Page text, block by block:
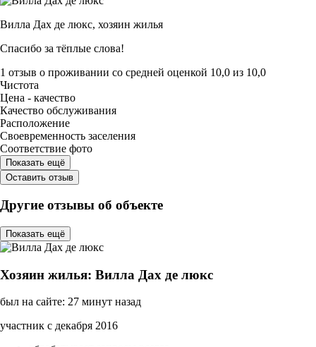
Вилла Дах де люкс, хозяин жилья
Спасибо за тёплые слова!
1 отзыв о проживании со средней оценкой 10,0 из 10,0
Чистота
Цена - качество
Качество обслуживания
Расположение
Своевременность заселения
Соответствие фото
Показать ещё
Оставить отзыв
Другие отзывы об объекте
Показать ещё
Хозяин жилья: Вилла Дах де люкс
был на сайте: 27 минут назад
участник с декабря 2016